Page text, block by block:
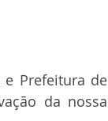
e Prefeitura de
da nossa